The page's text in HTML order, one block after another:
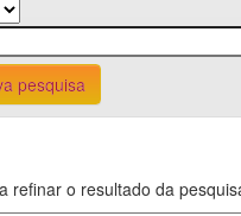
pesquisa
refinar o resultado da